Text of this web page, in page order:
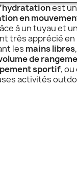
est
en
à un tuyau et
très apprécié en
les mains libres
de
sportif, ou
activités